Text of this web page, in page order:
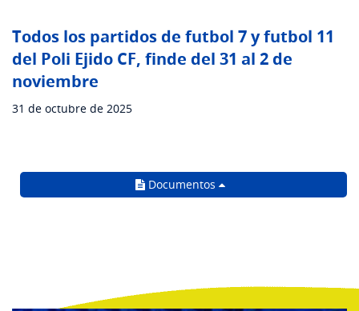
Todos los partidos de futbol 7 y futbol 11
del Poli Ejido CF, finde del 31 al 2 de
noviembre
31 de octubre de 2025
Documentos